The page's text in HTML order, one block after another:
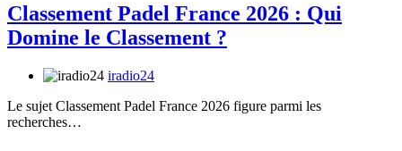
Classement Padel France 2026 : Qui
Domine le Classement ?
iradio24
Le sujet Classement Padel France 2026 figure parmi les
recherches…